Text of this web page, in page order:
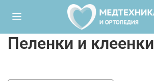
Пеленки и клеенки